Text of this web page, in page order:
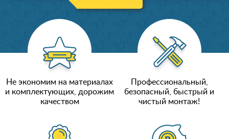
Не экономим на материалах
и комплектующих, дорожим
качеством
Профессиональный,
безопасный, быстрый и
чистый монтаж!